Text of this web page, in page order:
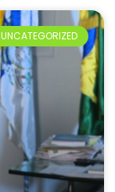
UNCATEGORIZED